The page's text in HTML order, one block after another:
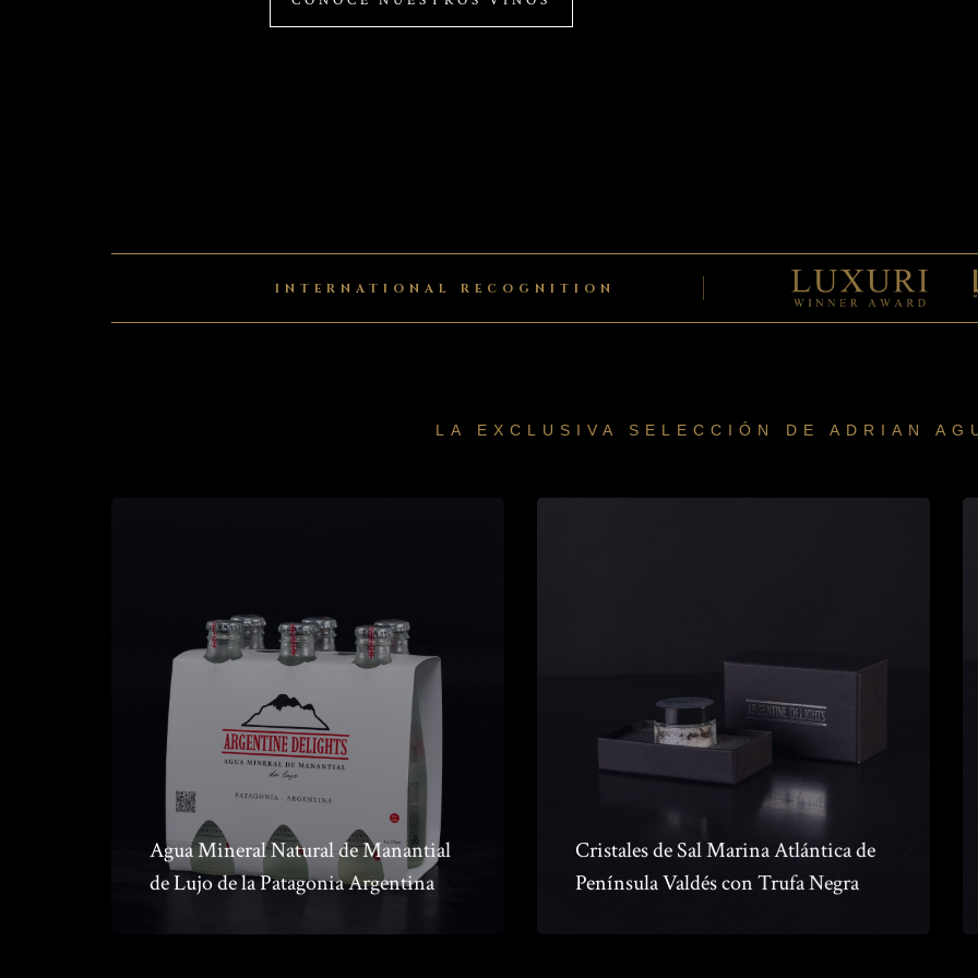
INTERNATIONAL RECOGNITION
LA EXCLUSIVA SELECCIÓN DE ADRIAN
Agua Mineral Natural de Manantial
de Lujo de la Patagonia Argentina
Cristales de Sal Marina Atlántica de
Península Valdés con Trufa Negra